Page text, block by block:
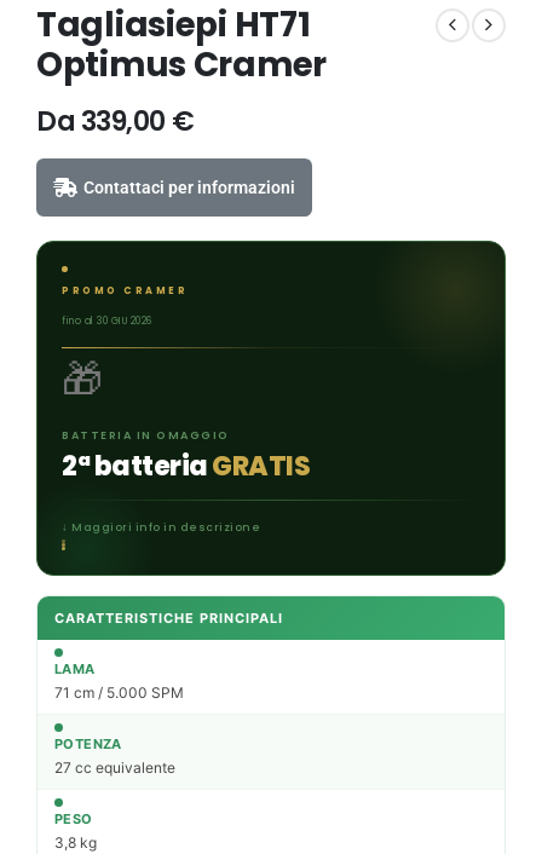
Tagliasiepi HT71
Optimus Cramer
Da 339,00 €
Contattaci per informazioni
PROMO CRAMER
fino al 30 GIU 2026
🎁
BATTERIA IN OMAGGIO
2ª batteriaGRATIS
↓ Maggiori info in descrizione
CARATTERISTICHE PRINCIPALI
LAMA
71 cm / 5.000 SPM
POTENZA
27 cc equivalente
PESO
3,8 kg